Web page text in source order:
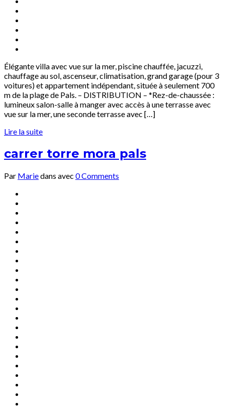
Élégante villa avec vue sur la mer, piscine chauffée, jacuzzi,
chauffage au sol, ascenseur, climatisation, grand garage (pour 3
voitures) et appartement indépendant, située à seulement 700
m de la plage de Pals. – DISTRIBUTION – *Rez-de-chaussée :
lumineux salon-salle à manger avec accès à une terrasse avec
vue sur la mer, une seconde terrasse avec […]
Lire la suite
carrer torre mora pals
Par Mariedans avec 0 Comments